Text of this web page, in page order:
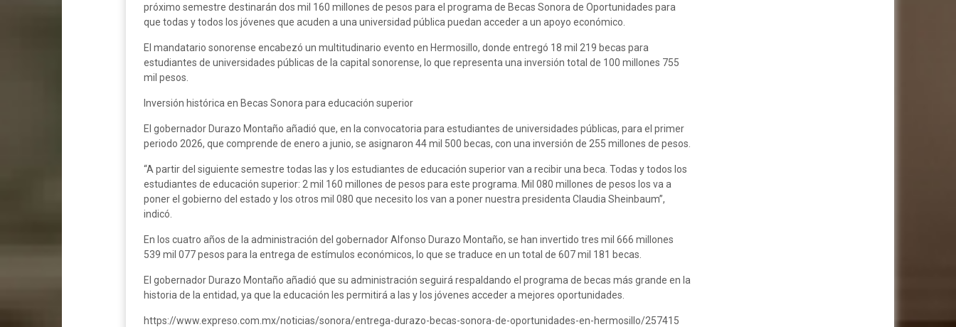
próximo semestre destinarán dos mil 160 millones de pesos para el programa de Becas Sonora de Oportunidades para
que todas y todos los jóvenes que acuden a una universidad pública puedan acceder a un apoyo económico.
El mandatario sonorense encabezó un multitudinario evento en Hermosillo, donde entregó 18 mil 219 becas para
estudiantes de universidades públicas de la capital sonorense, lo que representa una inversión total de 100 millones 755
mil pesos.
Inversión histórica en Becas Sonora para educación superior
El gobernador Durazo Montaño añadió que, en la convocatoria para estudiantes de universidades públicas, para el primer
periodo 2026, que comprende de enero a junio, se asignaron 44 mil 500 becas, con una inversión de 255 millones de pesos.
“A partir del siguiente semestre todas las y los estudiantes de educación superior van a recibir una beca. Todas y todos los
estudiantes de educación superior: 2 mil 160 millones de pesos para este programa. Mil 080 millones de pesos los va a
poner el gobierno del estado y los otros mil 080 que necesito los van a poner nuestra presidenta Claudia Sheinbaum”,
indicó.
En los cuatro años de la administración del gobernador Alfonso Durazo Montaño, se han invertido tres mil 666 millones
539 mil 077 pesos para la entrega de estímulos económicos, lo que se traduce en un total de 607 mil 181 becas.
El gobernador Durazo Montaño añadió que su administración seguirá respaldando el programa de becas más grande en la
historia de la entidad, ya que la educación les permitirá a las y los jóvenes acceder a mejores oportunidades.
https://www.expreso.com.mx/noticias/sonora/entrega-durazo-becas-sonora-de-oportunidades-en-hermosillo/257415